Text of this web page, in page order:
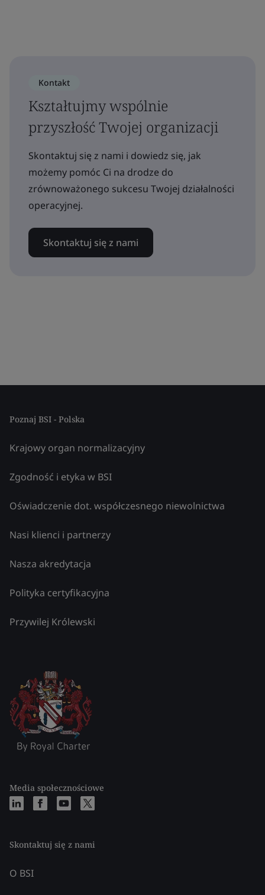
Kontakt
Kształtujmy wspólnie
przyszłość Twojej organizacji
Skontaktuj się z nami i dowiedz się, jak
możemy pomóc Ci na drodze do
zrównoważonego sukcesu Twojej działalności
operacyjnej.
Skontaktuj się z nami
Poznaj BSI - Polska
Krajowy organ normalizacyjny
Zgodność i etyka w BSI
Oświadczenie dot. współczesnego niewolnictwa
Nasi klienci i partnerzy
Nasza akredytacja
Polityka certyfikacyjna
Przywilej Królewski
Media społecznościowe
Skontaktuj się z nami
O BSI